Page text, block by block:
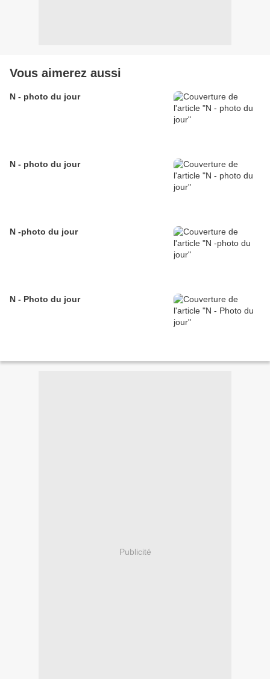
Vous aimerez aussi
N - photo du jour
N - photo du jour
N -photo du jour
N - Photo du jour
Publicité